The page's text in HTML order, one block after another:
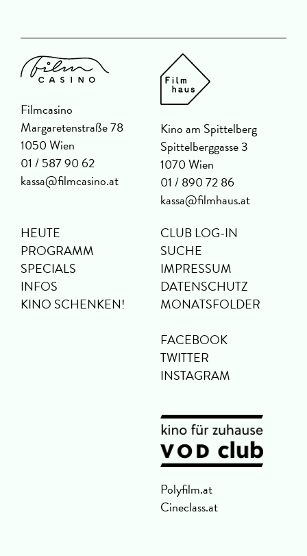
Filmcasino
Margaretenstraße 78
1050 Wien
01 / 587 90 62
kassa@filmcasino.at
Kino am Spittelberg
Spittelberggasse 3
1070 Wien
01 / 890 72 86
kassa@filmhaus.at
HEUTE
PROGRAMM
SPECIALS
INFOS
KINO SCHENKEN!
CLUB LOG-IN
SUCHE
IMPRESSUM
DATENSCHUTZ
MONATSFOLDER
FACEBOOK
TWITTER
INSTAGRAM
Polyfilm.at
Cineclass.at